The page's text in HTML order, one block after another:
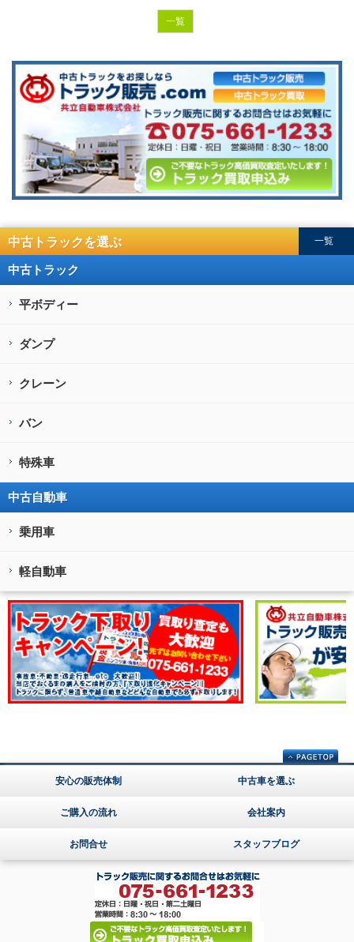
一覧
中古トラックを選ぶ 一覧
中古トラック
平ボディー
ダンプ
クレーン
バン
特殊車
中古自動車
乗用車
軽自動車
安心の販売体制 中古車を選ぶ
ご購入の流れ 会社案内
お問合せ スタッフブログ